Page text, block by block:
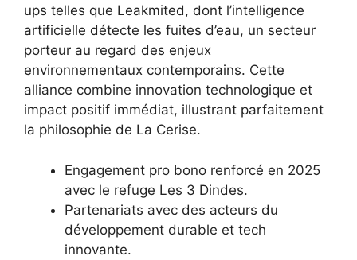
ups telles que Leakmited, dont l’intelligence
artificielle détecte les fuites d’eau, un secteur
porteur au regard des enjeux
environnementaux contemporains. Cette
alliance combine innovation technologique et
impact positif immédiat, illustrant parfaitement
la philosophie de La Cerise.
Engagement pro bono renforcé en 2025
avec le refuge Les 3 Dindes.
Partenariats avec des acteurs du
développement durable et tech
innovante.